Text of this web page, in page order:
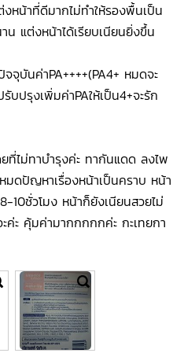
หน้าที่ดีมากไม่ทำให้รองพื้นเป็น
น แต่งหน้าได้เรียบเนียนยิ่งขึ้น
จุบันค่าPA++++(PA4+ หมดจะ
บปรุงเพิ่มค่าPAให้เป็น4+จะรัก
ที่ไม่ทาบำรุงค่ะ ทากันแดด ลงไพ
ดปัญหาเรื่องหน้าเป็นคราบ หน้า
10ชั่วโมง หน้าก็ยังเนียนสวยไม่
ค่ะ คุ้มค่ามากกกกกค่ะ กะเทยกา